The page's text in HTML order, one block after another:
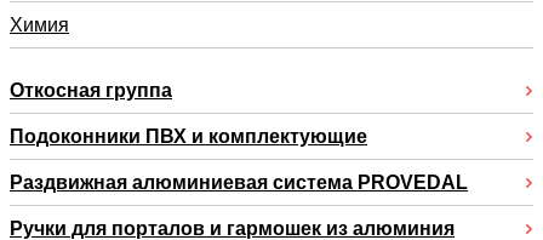
Химия
Откосная группа
Подоконники ПВХ и комплектующие
Раздвижная алюминиевая система PROVEDAL
Ручки для порталов и гармошек из алюминия